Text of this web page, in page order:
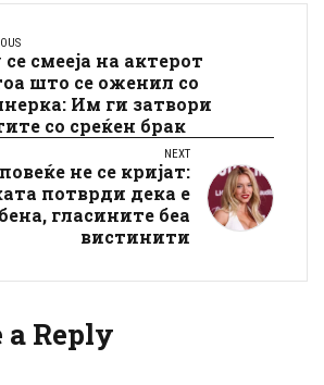
смееја на актерот
што се оженил со
Им ги затвори
со среќен брак
NEXT
не се кријат:
потврди дека е
гласините беа
вистинити
a Reply